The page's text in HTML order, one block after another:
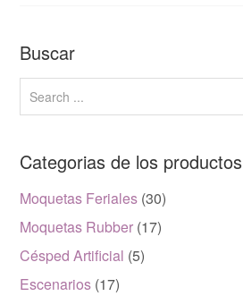
Buscar
Categorias de los productos
Moquetas Feriales (30)
Moquetas Rubber (17)
Césped Artificial (5)
Escenarios (17)